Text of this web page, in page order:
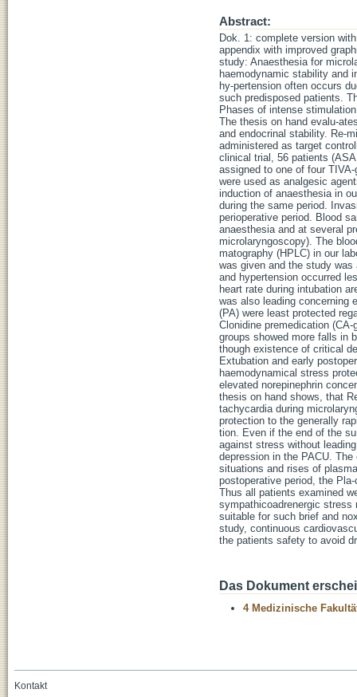
Abstract:
Dok. 1: complete version
appendix with improved
study: Anaesthesia for
haemodynamic stability and
hy-pertension often occurs
such predisposed patients.
Phases of intense
The thesis on hand evalu-
and endocrinal stability. Re-
administered as target
clinical trial, 56 patients
assigned to one of four
were used as analgesic
induction of anaesthesia in
during the same period.
perioperative period. Blood
anaesthesia and at several
microlaryngoscopy). The
matography (HPLC) in our
was given and the study
and hypertension occurred
heart rate during intubation
was also leading concerning
(PA) were least protected
Clonidine premedication
groups showed more falls in
though existence of critical
Extubation and early
haemodynamical stress
elevated norepinephrin
thesis on hand shows, that
tachycardia during
protection to the generally
tion. Even if the end of the
against stress without
depression in the PACU.
situations and rises of
postoperative period, the
Thus all patients examined
sympathicoadrenergic stress
suitable for such brief and
study, continuous
the patients safety to avoid
Das Dokument
4 Medizinische
Kontakt